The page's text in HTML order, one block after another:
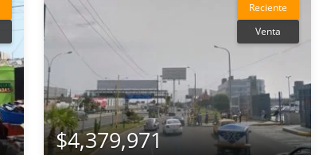
Reciente
Venta
$4,379,971